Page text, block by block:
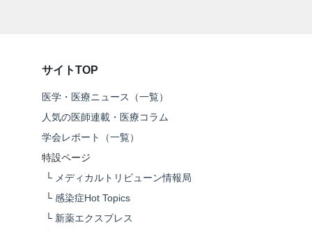
サイトTOP
医学・医療ニュース（一覧）
人気の医師連載・医療コラム
学会レポート（一覧）
特設ページ
└ メディカルトリビューン情報局
└ 感染症Hot Topics
└ 新薬エクスプレス